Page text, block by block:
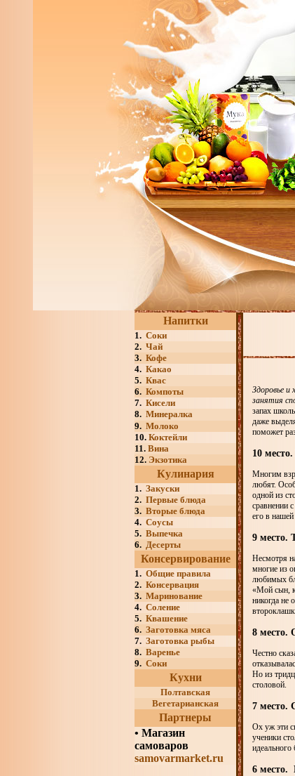
Напитки
1. Соки
2. Чай
3. Кофе
4. Какао
5. Квас
6. Компоты
7. Кисели
8. Минералка
9. Молоко
10. Коктейли
11. Вина
12. Экзотика
Кулинария
1. Закуски
2. Первые блюда
3. Вторые блюда
4. Соусы
5. Выпечка
6. Десерты
Консервирование
1. Общие правила
2. Консервация
3. Маринование
4. Соление
5. Квашение
6. Заготовка мяса
7. Заготовка рыбы
8. Варенье
9. Соки
Кухни
Полтавская
Вегетарианская
Партнеры
• Магазин
самоваров
samovarmarket.ru
Здоровье и
занятия
запах
даже
поможет
10
Многим
любят.
одной из
сравнении
его в нашей
9 место.
Несмотря
многие из
любимых
«Мой сын,
никогда не
8 место.
Честно
Но из
столовой.
7 место.
Ох уж эти
ученики
6 место.